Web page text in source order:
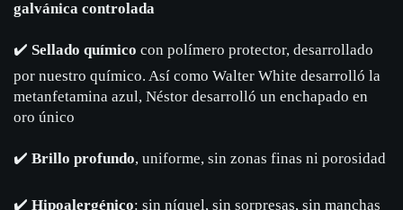
galvánica controlada
✔️ Sellado químico con polímero protector, desarrollado
por nuestro químico. Así como Walter White desarrolló la
metanfetamina azul, Néstor desarrolló un enchapado en
oro único
✔️ Brillo profundo, uniforme, sin zonas finas ni porosidad
✔️ Hipoalergénico: sin níquel, sin sorpresas, sin manchas